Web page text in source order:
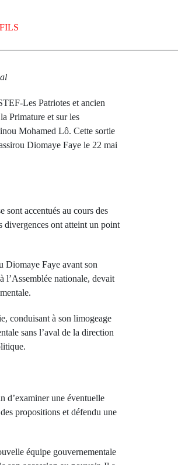
Les Patriotes et ancien
Primature et sur les
Mohamed Lô. Cette sortie
Diomaye Faye le 22 mai
sont accentués au cours des
divergences ont atteint un point
Diomaye Faye avant son
l’Assemblée nationale, devait
conduisant à son limogeage
sans l’aval de la direction
d’examiner une éventuelle
propositions et défendu une
équipe gouvernementale